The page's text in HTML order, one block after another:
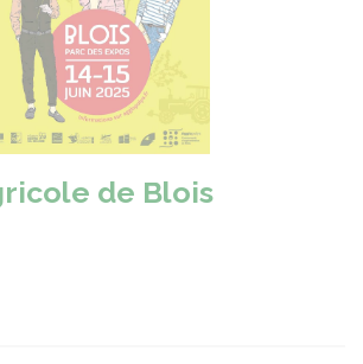
de Blois